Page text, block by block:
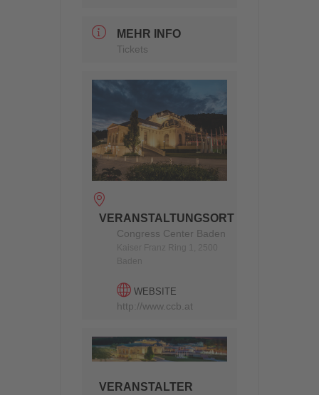
MEHR INFO
Tickets
VERANSTALTUNGSORT
Congress Center Baden
WEBSITE
http://www.ccb.at
VERANSTALTER